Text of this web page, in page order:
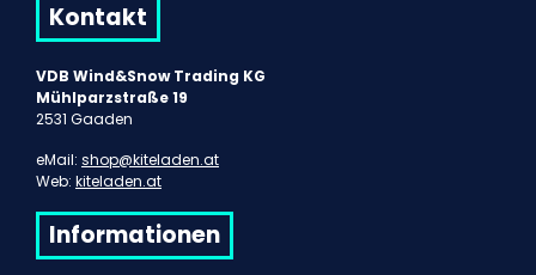
Kontakt
VDB Wind&Snow Trading KG
Mühlparzstraße 19
2531 Gaaden
eMail: shop@kiteladen.at
Web: kiteladen.at
Informationen